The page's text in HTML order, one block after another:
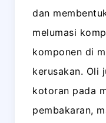
dan
melumasi
komponen di
kerusakan. Oli
kotoran pada
pembakaran,